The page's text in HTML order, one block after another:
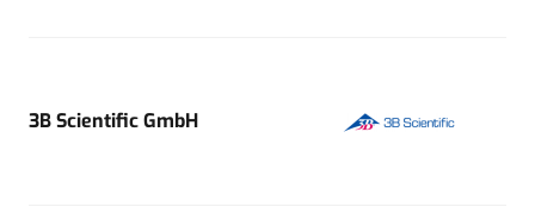
3B Scientific GmbH